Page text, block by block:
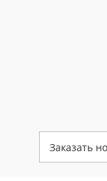
Заказать